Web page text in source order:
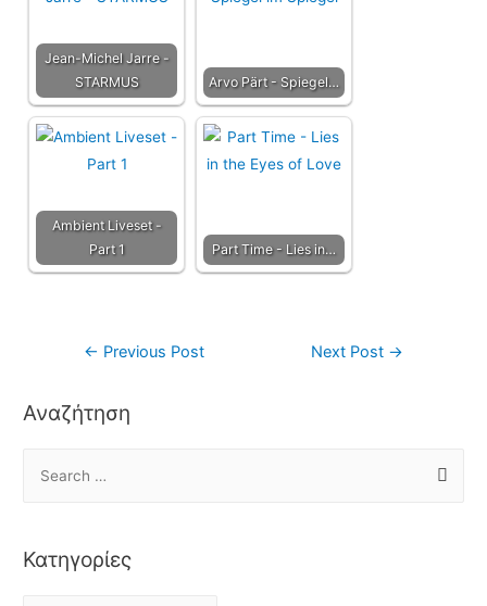
Jean-Michel Jarre -
STARMUS
Arvo Pärt - Spiegel…
Ambient Liveset -
Part 1
Part Time - Lies in…
← Previous Post Next Post →
Αναζήτηση
Κατηγορίες